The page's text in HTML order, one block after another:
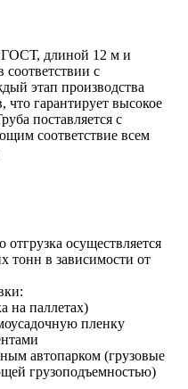
ГОСТ, длиной 12 м и
соответствии с
этап производства
гарантирует высокое
поставляется с
соответствие всем
осуществляется
тонн в зависимости от
на паллетах)
пленку
автопарком (грузовые
грузоподъемностью)